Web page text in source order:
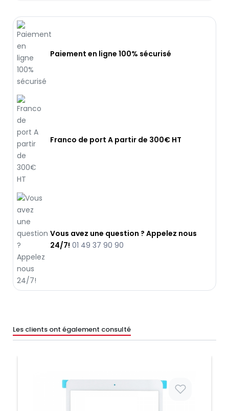
Paiement en ligne 100% sécurisé
Franco de port A partir de 300€ HT
Vous avez une question ? Appelez nous
24/7! 01 49 37 90 90
Les clients ont également consulté